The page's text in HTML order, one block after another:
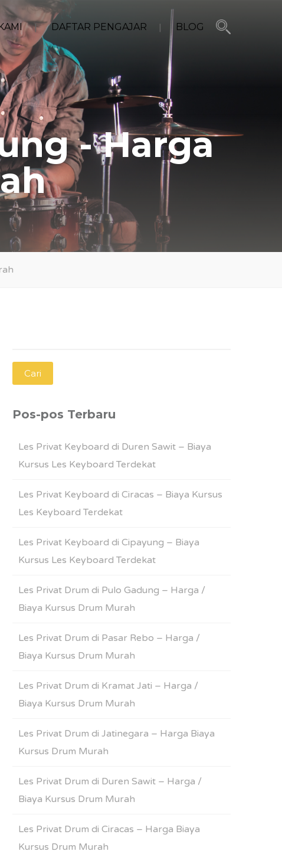
DAFTAR PENGAJAR BLOG
- Harga
Pos-pos Terbaru
Les Privat Keyboard di Duren Sawit – Biaya
Kursus Les Keyboard Terdekat
Les Privat Keyboard di Ciracas – Biaya Kursus
Les Keyboard Terdekat
Les Privat Keyboard di Cipayung – Biaya
Kursus Les Keyboard Terdekat
Les Privat Drum di Pulo Gadung – Harga /
Biaya Kursus Drum Murah
Les Privat Drum di Pasar Rebo – Harga /
Biaya Kursus Drum Murah
Les Privat Drum di Kramat Jati – Harga /
Biaya Kursus Drum Murah
Les Privat Drum di Jatinegara – Harga Biaya
Kursus Drum Murah
Les Privat Drum di Duren Sawit – Harga /
Biaya Kursus Drum Murah
Les Privat Drum di Ciracas – Harga Biaya
Kursus Drum Murah